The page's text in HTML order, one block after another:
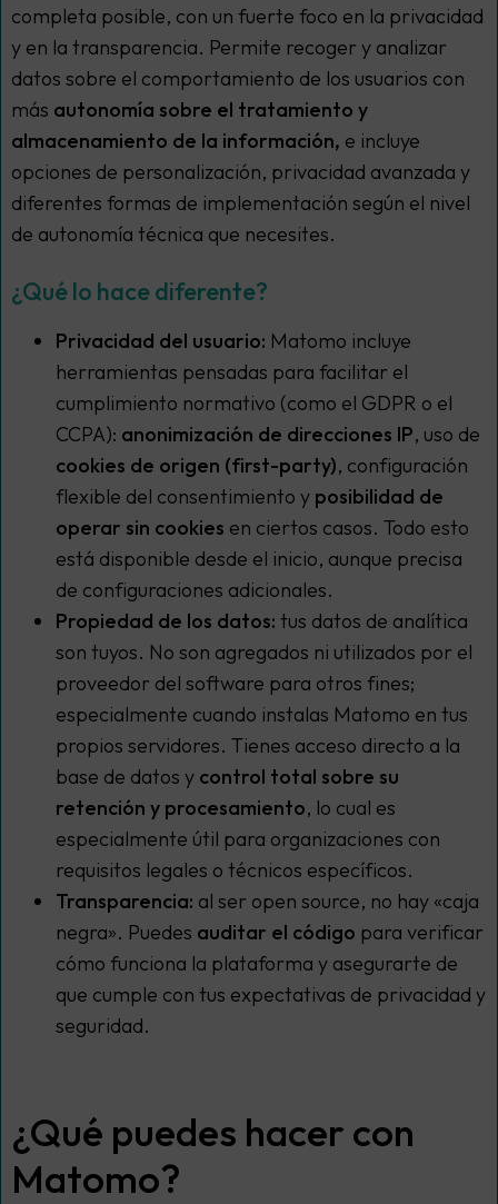
completa posible, con un fuerte foco en la privacidad
y en la transparencia. Permite recoger y analizar
datos sobre el comportamiento de los usuarios con
más autonomía sobre el tratamiento y
almacenamiento de la información, e incluye
opciones de personalización, privacidad avanzada y
diferentes formas de implementación según el nivel
de autonomía técnica que necesites.
¿Qué lo hace diferente?
Privacidad del usuario: Matomo incluye
herramientas pensadas para facilitar el
cumplimiento normativo (como el GDPR o el
CCPA): anonimización de direcciones IP, uso de
cookies de origen (first-party), configuración
flexible del consentimiento y posibilidad de
operar sin cookies en ciertos casos. Todo esto
está disponible desde el inicio, aunque precisa
de configuraciones adicionales.
Propiedad de los datos: tus datos de analítica
son tuyos. No son agregados ni utilizados por el
proveedor del software para otros fines;
especialmente cuando instalas Matomo en tus
propios servidores. Tienes acceso directo a la
base de datos y control total sobre su
retención y procesamiento, lo cual es
especialmente útil para organizaciones con
requisitos legales o técnicos específicos.
Transparencia: al ser open source, no hay «caja
negra». Puedes auditar el código para verificar
cómo funciona la plataforma y asegurarte de
que cumple con tus expectativas de privacidad y
seguridad.
¿Qué puedes hacer con
Matomo?